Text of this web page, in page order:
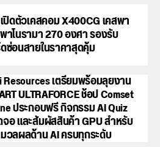
ปิดตัวเคสคอม X400CG เคสพา
าโนรามา 270 องศา รองรับ
ซ่อนสายในราคาสุดคุ้ม
เตรียมพร้อมลุยงาน
ULTRAFORCE ช้อป Comset
ประกอบฟรี กิจกรรม AI Quiz
อ และสัมผัสสินค้า GPU สำหรับ
วลผลด้าน AI ครบทุกระดับ